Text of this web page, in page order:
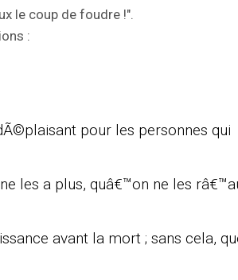
le coup de foudre !".
:
pour les personnes qui
les a plus, quâ€™on ne les
avant la mort ; sans cela,